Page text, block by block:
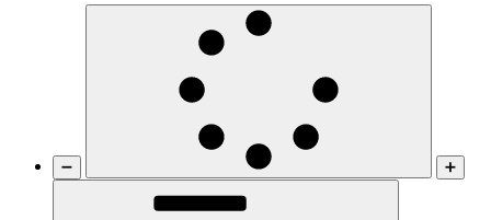
➖ ➕